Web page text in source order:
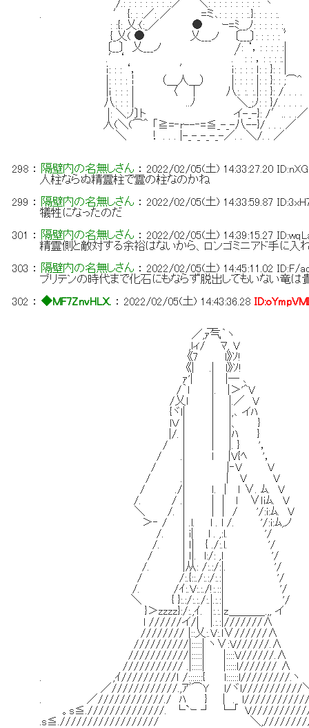
/.: : : : : : : : .:／ ＼: : : : : : : : : : 丶
. ′ {: : :／: ／ =ミ､: : : : : :.}: : : : :.
: :{: 乂:(:_／ ● ｰ=ﾐ__,ﾉ: : : : : :,
{_乂( ● 乂___ノ 〔___〕: : : : : ′
〔__〕 乂___ノ /: ‘，: : : : :|
.′‘ .′: : ，: : : :.|
ｉ: : : ‘， ′ ｉ: : : : ｌ: : }: : |
|: : : :￤ （＿人＿） |: : : : |: : }: : ;⌒^
|ｉ : : : | 〈 | 八:. :. :.|: : }: /. . . .
八: : : | ..ﾉ ＼_;ﾉ: : }/. . . . . ・・
|: ＼;ﾉ〕ト イ-_-}: /′.. . .／
人(＼(⌒＾ 「≧=‐r--‐=≦_-_-八--}/ . . . ／
＼ ！ . . . |-_-_-_-_-／. . ＼/. . ／
298 ： 隔壁内の名無しさん ：2022/02/05(土) 14:33:27.20
人柱ならぬ精霊柱で霊の柱なのかね
299 ： 隔壁内の名無しさん ：2022/02/05(土) 14:33:59.87
犠牲になったのだ
301
： 隔壁内の名無しさん ：2022/02/05(土) 14:39:15.27
精霊側と敵対する余裕はないから、ロンゴミニアド手に入
303 ： 隔壁内の名無しさん ：2022/02/05(土) 14:45:11.02 ID:F/
ブリテンの時代まで化石にもならず脱出してもいない竜は
302 ：◆MF7ZnvHLX. ：2022/02/05(土) 14:43:36.28
／,ｧ气｀ヽ
,lィ/ ﾏ, V
《7 l》ｿ!
《| .| l》ｿ!
ｧ'| | |― ､
/｀l |. |＞'^V
/乂ｌ | |.／ V
{ヾl| | |,､ イﾊ
lＶ | | |、 }
|/. | | |ﾊ }
/ | | |. } '，
/ .| l |V{ﾍ '，
/ | |‐V V
/ .| | V V 槍だ、槍がありさえす
/ ./| ｌ. | ｌ ∨. ﾑ. V
/. / .| | | ｌ ∨ｌiﾑ. V そうすれば、こ
＼ /. | | | / '/:i:ﾑ. V
＞‐ / | .l. l . l /. '/:i:ﾑ,
/. | i| l . ,:l. '/
/. | ｌ| { ./:.l. '/
/ | ｌ|. l:/: ,l '/
/. |从: /:.:/:|. '/
/ /:.{::./:.:/:.:| '/
/. /ｲ:.V:.:./!:.::| '/
＼ { }:.:/:.:./:.|.:.:| '/
}＞zzzz}:/:.,ｲ. |:.:.|z＿＿＿_.,, イ
l //////イ/| |.:.:|///////∧
//////// |::乂:.V:.l∨//////∧
//////////|:::::| ヽ∨:V//////.∧
///////////|:::::| |::::V//////.∧
/////////// .|:::::| |:::::l/////// ∧
. ,ｲ//////////ｌ /:::::::{ l::::::l/////////.ヽ
／////////////.,ｱﾞ⌒Y l/ヾl///////////
. ／////////////./ ﾊ } | ._ l/////////////
。s≦.//////////////. └`ｰ ┘ └┘
.s≦.////////////////// ＼